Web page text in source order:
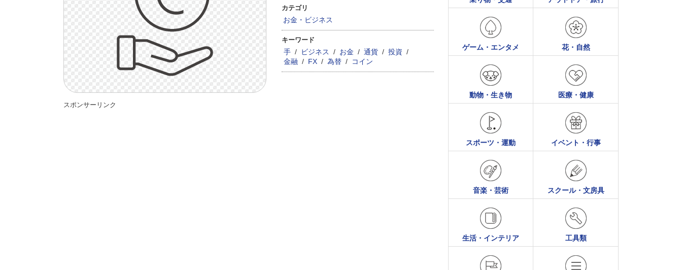
カテゴリ
お金・ビジネス
キーワード
手 / ビジネス / お金 / 通貨 / 投資 /
金融 / FX / 為替 / コイン
スポンサーリンク
ゲーム・エンタメ 花・自然
動物・生き物 医療・健康
スポーツ・運動 イベント・行事
音楽・芸術 スクール・文房具
生活・インテリア 工具類